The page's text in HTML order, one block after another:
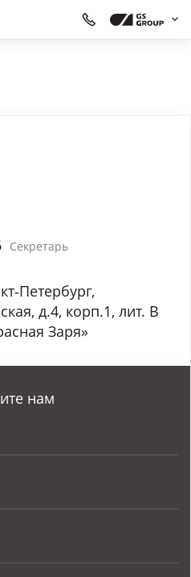
Секретарь
д.4, корп.1, лит. В
Заря»
нам